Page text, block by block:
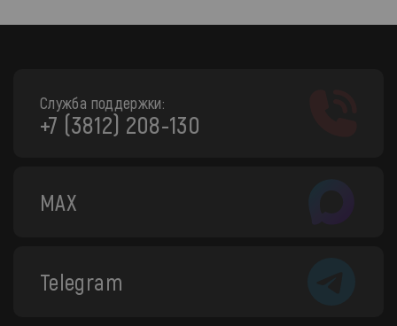
Служба поддержки:
+7 (3812) 208-130
MAX
Telegram